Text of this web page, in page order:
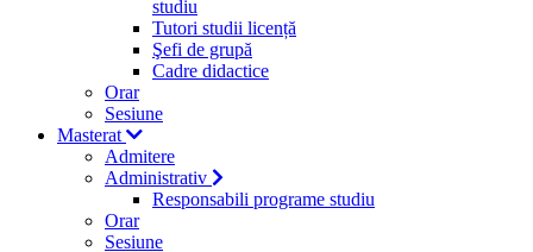
studiu
Tutori studii licență
Şefi de grupă
Cadre didactice
Orar
Sesiune
Masterat
Admitere
Administrativ
Responsabili programe studiu
Orar
Sesiune